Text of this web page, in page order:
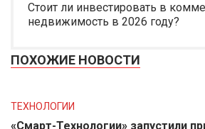
Стоит ли инвестировать в
недвижимость в 2026 году?
ПОХОЖИЕ НОВОСТИ
ТЕХНОЛОГИИ
«Смарт-Технологии» запустили